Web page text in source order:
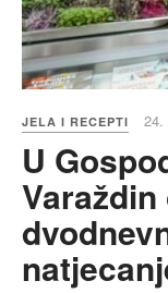
JELA I RECEPTI 24.
U